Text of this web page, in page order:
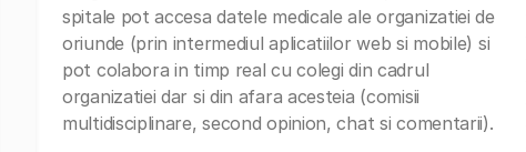
spitale pot accesa datele medicale ale organizatiei de
oriunde (prin intermediul aplicatiilor web si mobile) si
pot colabora in timp real cu colegi din cadrul
organizatiei dar si din afara acesteia (comisii
multidisciplinare, second opinion, chat si comentarii).